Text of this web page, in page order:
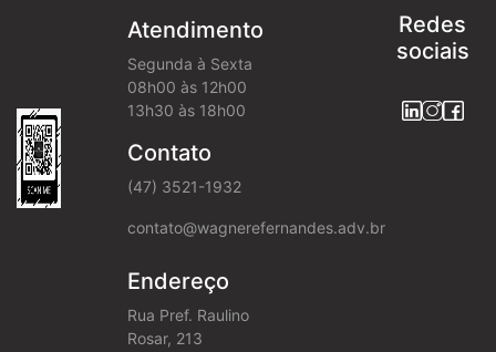
Atendimento
Segunda à Sexta
08h00 às 12h00
13h30 às 18h00
Contato
(47) 3521-1932
contato@wagnerefernandes.adv.br
Endereço
Rua Pref. Raulino
Rosar, 213
Redes
sociais